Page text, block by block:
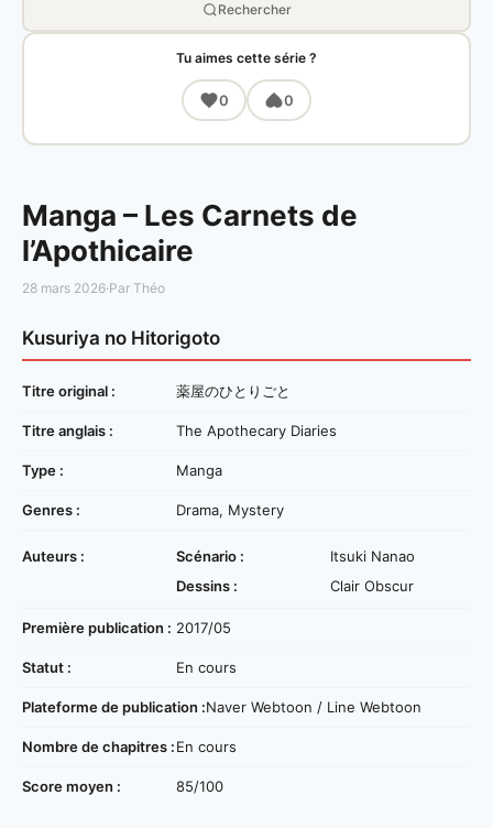
Rechercher
Tu aimes cette série ?
0 0
Manga – Les Carnets de
l’Apothicaire
28 mars 2026·Par Théo
Kusuriya no Hitorigoto
Titre original : 薬屋のひとりごと
Titre anglais : The Apothecary Diaries
Type : Manga
Genres : Drama, Mystery
Auteurs : Scénario :
Itsuki Nanao
Dessins :
Clair Obscur
Première publication : 2017/05
Statut : En cours
Plateforme de publication :Naver Webtoon / Line Webtoon
Nombre de chapitres :En cours
Score moyen : 85/100